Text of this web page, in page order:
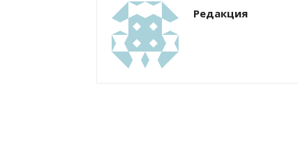
Редакция